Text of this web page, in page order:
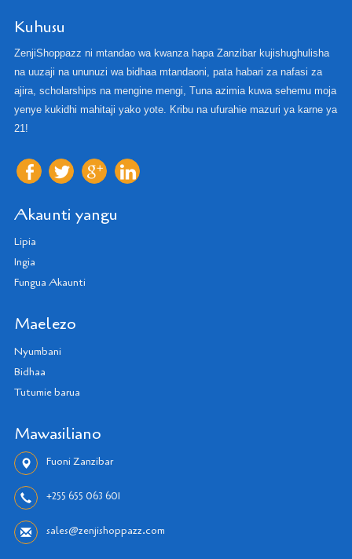
Kuhusu
ZenjiShoppazz ni mtandao wa kwanza hapa Zanzibar kujishughulisha
na uuzaji na ununuzi wa bidhaa mtandaoni, pata habari za nafasi za
ajira, scholarships na mengine mengi, Tuna azimia kuwa sehemu moja
yenye kukidhi mahitaji yako yote. Kribu na ufurahie mazuri ya karne ya
21!
Akaunti yangu
Lipia
Ingia
Fungua Akaunti
Maelezo
Nyumbani
Bidhaa
Tutumie barua
Mawasiliano
Fuoni Zanzibar
+255 655 063 601
sales@zenjishoppazz.com